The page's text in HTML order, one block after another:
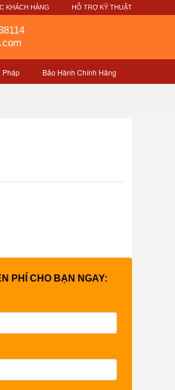
KHÁCH HÀNG HỖ TRỢ KỸ THUẬT
Pháp Bảo Hành Chính Hãng
PHÍ CHO BẠN NGAY: